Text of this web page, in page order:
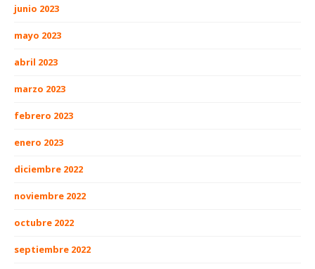
junio 2023
mayo 2023
abril 2023
marzo 2023
febrero 2023
enero 2023
diciembre 2022
noviembre 2022
octubre 2022
septiembre 2022